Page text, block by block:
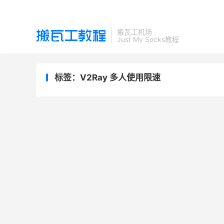
搬瓦工机场
Just My Socks教程
标签：V2Ray 多人使用限速